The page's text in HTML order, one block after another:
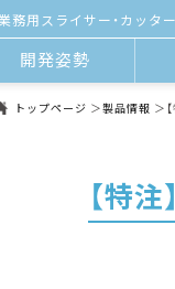
務用スライサー・カッタ
開発姿勢
トップページ 製品情報
【特